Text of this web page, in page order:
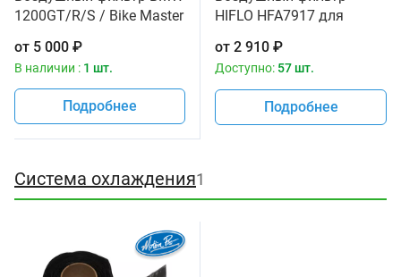
1200GT/R/S / Bike Master
13717703583
от 5 000 ₽
В наличии : 1 шт.
Подробнее
HIFLO HFA7917 для
K1300GT '07-10, K1300R
'07-15, K1300S '07-15
от 2 910 ₽
Доступно: 57 шт.
Подробнее
Система охлаждения1